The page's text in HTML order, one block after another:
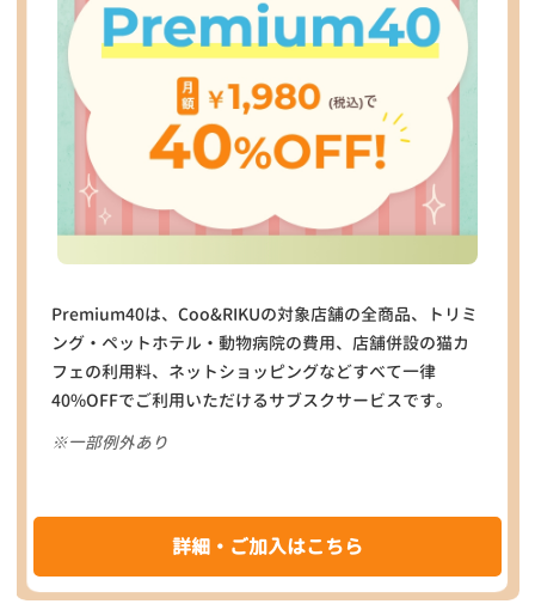
Premium40は、Coo&RIKUの対象店舗の全商品、トリミ
ング・ペットホテル・動物病院の費用、店舗併設の猫カ
フェの利用料、ネットショッピングなどすべて一律
40%OFFでご利用いただけるサブスクサービスです。
※一部例外あり
詳細・ご加入はこちら